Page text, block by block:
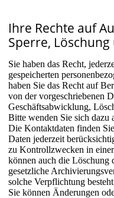
Ihre Rechte auf
Sperre,
Sie haben das Recht,
gespeicherten
haben Sie das Recht auf
von der vorgeschriebenen
Geschäftsabwicklung,
Bitte wenden Sie sich dazu
Die Kontaktdaten finden
Daten jederzeit
zu Kontrollzwecken in
können auch die Löschung
gesetzliche
solche Verpflichtung
Sie können Änderungen